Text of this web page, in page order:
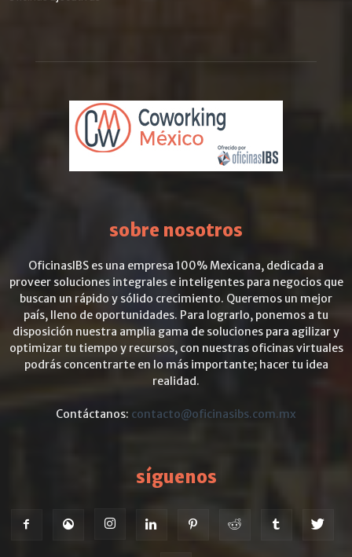
sobre nosotros
OficinasIBS es una empresa 100% Mexicana, dedicada a
proveer soluciones integrales e inteligentes para negocios que
buscan un rápido y sólido crecimiento. Queremos un mejor
país, lleno de oportunidades. Para lograrlo, ponemos a tu
disposición nuestra amplia gama de soluciones para agilizar y
optimizar tu tiempo y recursos, con nuestras oficinas virtuales
podrás concentrarte en lo más importante; hacer tu idea
realidad.
Contáctanos: contacto@oficinasibs.com.mx
síguenos